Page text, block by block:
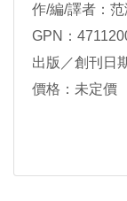
作/編/譯者：
GPN：
出版／創刊日
價格：未定價